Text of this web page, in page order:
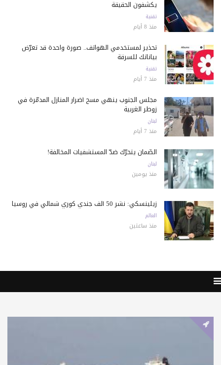
يكشفون الحقيقة
تقنية
منذ 8 أيام
تحذير لمستخدمي الهواتف.. صورة واحدة قد تعرّض
بياناتك للسرقة
تقنية
منذ 7 أيام
مجلس الجنوب ينهي مسح أضرار المنازل المدمّرة في
زوطر الغربية
لبنان
منذ 7 أيام
الضّمان يتحرّك ضدّ المستشفيات المخالفة!
لبنان
منذ يومين
زيلينسكي: نشر 50 ألف جندي كوري شمالي في روسيا
العالم
منذ ساعتين